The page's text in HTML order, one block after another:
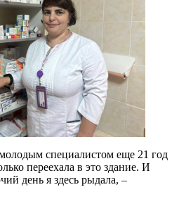
специалистом еще 21 год
переехала в это здание. И
день я здесь рыдала, –